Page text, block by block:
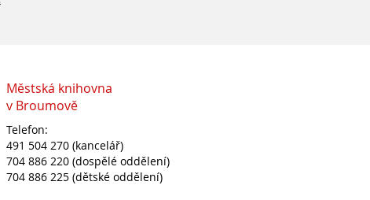
Městská knihovna
v Broumově
Telefon:
491 504 270 (kancelář)
704 886 220 (dospělé oddělení)
704 886 225 (dětské oddělení)